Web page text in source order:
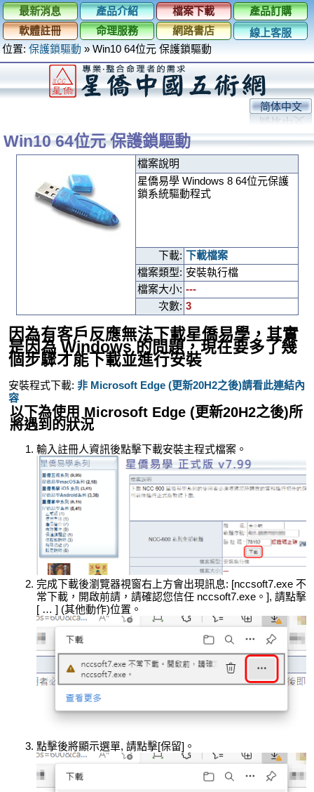
最新消息 產品介紹 檔案下載
產品訂購
軟體註冊
命理服務 網路書店
線上客服
位置: 保護鎖驅動 » Win10 64位元 保護鎖驅動
简体中文
Win10 64位元 保護鎖驅動
檔案說明
星僑易學 Windows 8 64位元保護
鎖系統驅動程式
下載: 下載檔案
檔案類型: 安裝執行檔
檔案大小: ---
次數: 3
因為有客戶反應無法下載星僑易學，其實
是因為 Windows 的問題，現在要多了幾
個步驟才能下載並進行安裝
安裝程式下載: 非 Microsoft Edge (更新20H2之後)請看此連結內
容
以下為使用 Microsoft Edge (更新20H2之後)所
將遇到的狀況
輸入註冊人資訊後點擊下載安裝主程式檔案。
完成下載後瀏覽器視窗右上方會出現訊息: [nccsoft7.exe 不
常下載，開啟前請，請確認您信任 nccsoft7.exe。], 請點擊
[ … ] (其他動作)位置。
點擊後將顯示選單, 請點擊[保留]。